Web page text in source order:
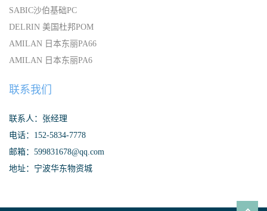
SABIC沙伯基础PC
DELRIN 美国杜邦POM
AMILAN 日本东丽PA66
AMILAN 日本东丽PA6
联系我们
联系人：张经理
电话：152-5834-7778
邮箱：599831678@qq.com
地址：宁波华东物资城